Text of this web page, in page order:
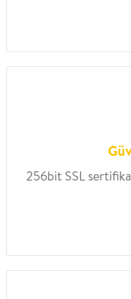
256bit SSL